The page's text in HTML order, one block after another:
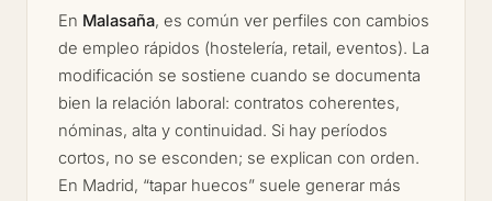
En Malasaña, es común ver perfiles con cambios
de empleo rápidos (hostelería, retail, eventos). La
modificación se sostiene cuando se documenta
bien la relación laboral: contratos coherentes,
nóminas, alta y continuidad. Si hay períodos
cortos, no se esconden; se explican con orden.
En Madrid, “tapar huecos” suele generar más